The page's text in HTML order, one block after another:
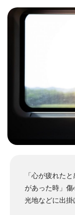
「心が疲れた
があった時」
光地などに出掛